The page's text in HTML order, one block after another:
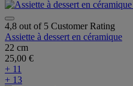
4,8 out of 5 Customer Rating
Assiette à dessert en céramique
22 cm
25,00 €
+ 11
+ 13